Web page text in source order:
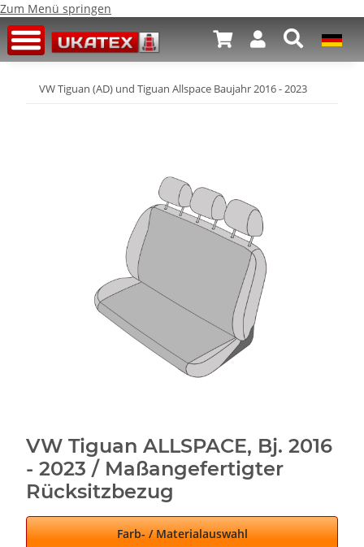
Zum Menü springen
VW Tiguan (AD) und Tiguan Allspace Baujahr 2016 - 2023
VW Tiguan ALLSPACE, Bj. 2016
- 2023 / Maßangefertigter
Rücksitzbezug
Farb- / Materialauswahl